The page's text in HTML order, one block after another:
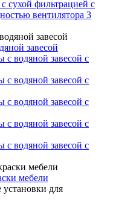
сухой фильтрацией с
вентилятора 3
завесой
водяной завесой с
водяной завесой с
водяной завесой с
водяной завесой с
водяной завесой с
мебели